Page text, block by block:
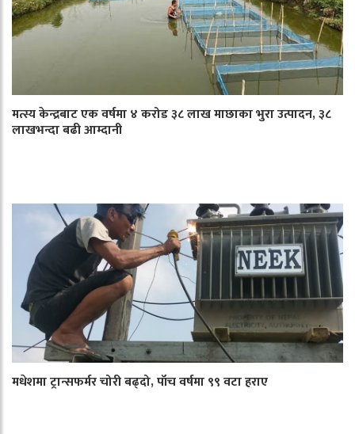
मत्स्य केन्द्रबाट एक वर्षमा ४ करोड ३८ लाख माछाका भुरा उत्पादन, ३८
लाखभन्दा बढी आम्दानी
मधेशमा ट्रान्सफर्मर चोरी बढ्दो, पाँच वर्षमा ९९ वटा हराए